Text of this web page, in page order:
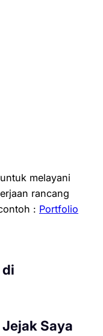
melayani
rancang
: Portfolio
di
Saya